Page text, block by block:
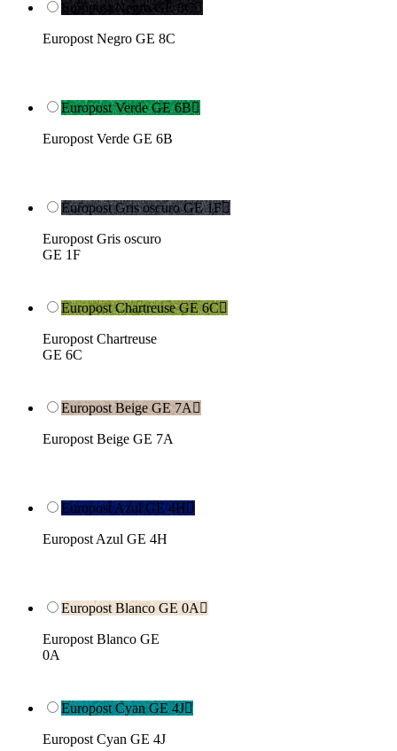
Europost Negro GE 8C 
Europost Negro GE 8C
Europost Verde GE 6B
Europost Verde GE 6B
Europost Gris oscuro GE 1F
Europost Gris oscuro
GE 1F
Europost Chartreuse GE 6C
Europost Chartreuse
GE 6C
Europost Beige GE 7A 
Europost Beige GE 7A
Europost Azul GE 4H
Europost Azul GE 4H
Europost Blanco GE 0A 
Europost Blanco GE
0A
Europost Cyan GE 4J
Europost Cyan GE 4J